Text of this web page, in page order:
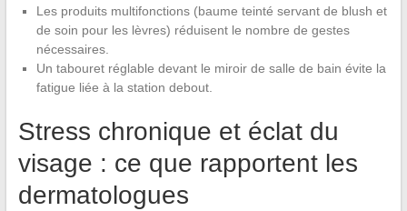
Les produits multifonctions (baume teinté servant de blush et
de soin pour les lèvres) réduisent le nombre de gestes
nécessaires.
Un tabouret réglable devant le miroir de salle de bain évite la
fatigue liée à la station debout.
Stress chronique et éclat du
visage : ce que rapportent les
dermatologues